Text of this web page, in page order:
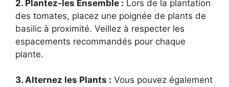
2. Plantez-les Ensemble : Lors de la plantation
des tomates, placez une poignée de plants de
basilic à proximité. Veillez à respecter les
espacements recommandés pour chaque
plante.
3. Alternez les Plants : Vous pouvez également